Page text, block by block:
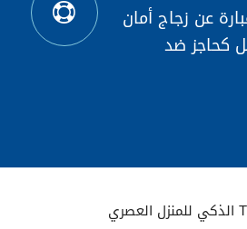
عن زجاج أمان
كحاجز ضد